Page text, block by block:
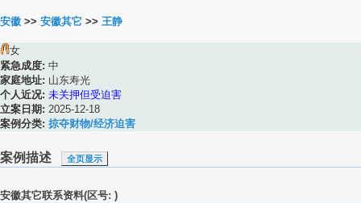
安徽 >> 安徽其它 >> 王静
女
紧急成度: 中
家庭地址: 山东寿光
个人近况: 未关押但受迫害
立案日期: 2025-12-18
案例分类: 掠夺财物/经济迫害
案例描述 全页显示
安徽其它联系资料(区号: )